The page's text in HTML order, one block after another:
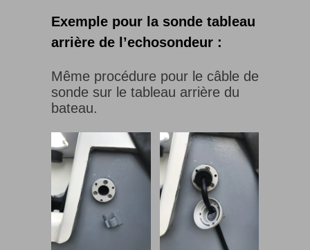
Exemple pour la sonde tableau
arrière de l’echosondeur :
Même procédure pour le câble de
sonde sur le tableau arrière du
bateau.